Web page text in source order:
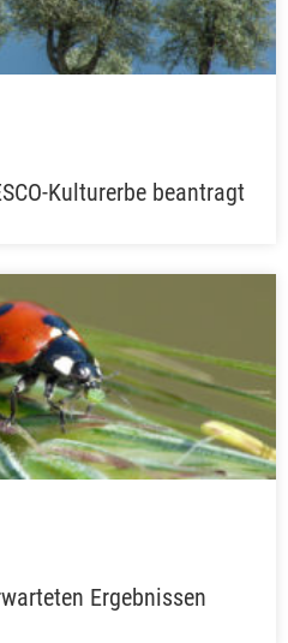
Kulturerbe beantragt
Ergebnissen